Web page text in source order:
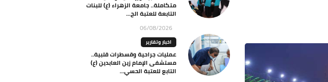
متكاملة.. جامعة الزهراء (ع) للبنات
التابعة للعتبة الح...
06/08/2026
اخبار وتقارير
عمليات جراحية وقسطرات قلبية..
مستشفى الإمام زين العابدين (ع)
التابع للعتبة الحسي...